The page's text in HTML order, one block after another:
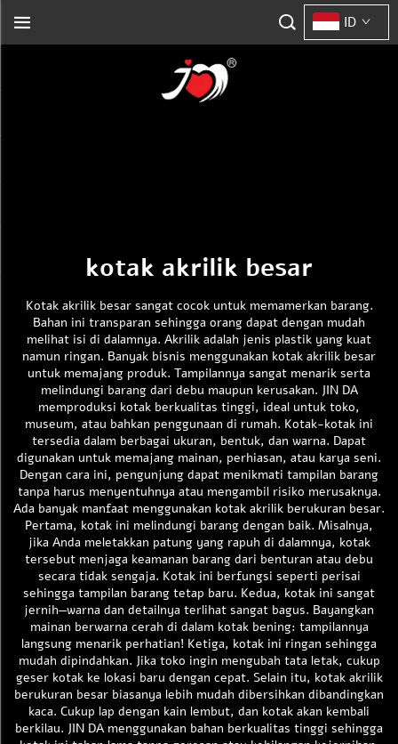
ID
kotak akrilik besar
Kotak akrilik besar sangat cocok untuk memamerkan barang.
Bahan ini transparan sehingga orang dapat dengan mudah
melihat isi di dalamnya. Akrilik adalah jenis plastik yang kuat
namun ringan. Banyak bisnis menggunakan kotak akrilik besar
untuk memajang produk. Tampilannya sangat menarik serta
melindungi barang dari debu maupun kerusakan. JIN DA
memproduksi kotak berkualitas tinggi, ideal untuk toko,
museum, atau bahkan penggunaan di rumah. Kotak-kotak ini
tersedia dalam berbagai ukuran, bentuk, dan warna. Dapat
digunakan untuk memajang mainan, perhiasan, atau karya seni.
Dengan cara ini, pengunjung dapat menikmati tampilan barang
tanpa harus menyentuhnya atau mengambil risiko merusaknya.
Ada banyak manfaat menggunakan kotak akrilik berukuran besar.
Pertama, kotak ini melindungi barang dengan baik. Misalnya,
jika Anda meletakkan patung yang rapuh di dalamnya, kotak
tersebut menjaga keamanan barang dari benturan atau debu
secara tidak sengaja. Kotak ini berfungsi seperti perisai
sehingga tampilan barang tetap baru. Kedua, kotak ini sangat
jernih—warna dan detailnya terlihat sangat bagus. Bayangkan
mainan berwarna cerah di dalam kotak bening: tampilannya
langsung menarik perhatian! Ketiga, kotak ini ringan sehingga
mudah dipindahkan. Jika toko ingin mengubah tata letak, cukup
geser kotak ke lokasi baru dengan cepat. Selain itu, kotak akrilik
berukuran besar biasanya lebih mudah dibersihkan dibandingkan
kaca. Cukup lap dengan kain lembut, dan kotak akan kembali
berkilau. JIN DA menggunakan bahan berkualitas tinggi sehingga